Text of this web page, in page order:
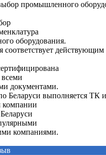
оборудования.
всеми
документами.
компаниями.